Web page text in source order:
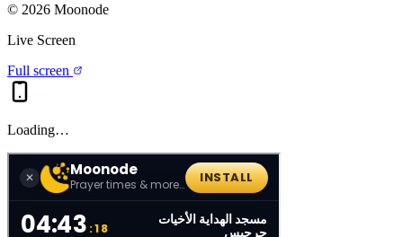
© 2026 Moonode
Live Screen
Full screen
Loading…